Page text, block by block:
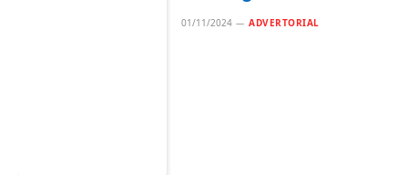
01/11/2024 ADVERTORIAL